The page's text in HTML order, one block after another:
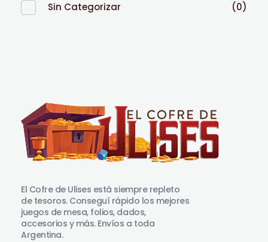
Sin Categorizar
(0)
El Cofre de Ulises está siempre repleto
de tesoros. Conseguí rápido los mejores
juegos de mesa, folios, dados,
accesorios y más. Envíos a toda
Argentina.